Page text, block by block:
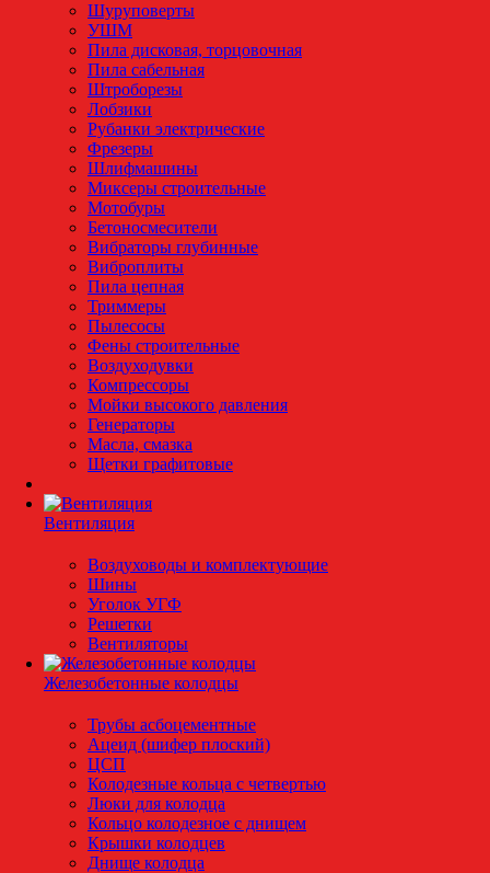
Шуруповерты
УШМ
Пила дисковая, торцовочная
Пила сабельная
Штроборезы
Лобзики
Рубанки электрические
Фрезеры
Шлифмашины
Миксеры строительные
Мотобуры
Бетоносмесители
Вибраторы глубинные
Виброплиты
Пила цепная
Триммеры
Пылесосы
Фены строительные
Воздуходувки
Компрессоры
Мойки высокого давления
Генераторы
Масла, смазка
Щетки графитовые
Вентиляция
Воздуховоды и комплектующие
Шины
Уголок УГФ
Решeтки
Вентиляторы
Железобетонные колодцы
Трубы асбоцементные
Ацеид (шифер плоский)
ЦСП
Колодезные кольца с четвертью
Люки для колодца
Кольцо колодезное с днищем
Крышки колодцев
Днище колодца